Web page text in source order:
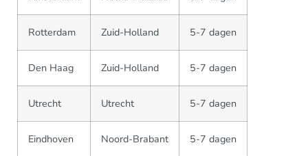
Rotterdam Zuid-Holland 5-7 dagen
Den Haag Zuid-Holland 5-7 dagen
Utrecht Utrecht 5-7 dagen
Eindhoven Noord-Brabant 5-7 dagen